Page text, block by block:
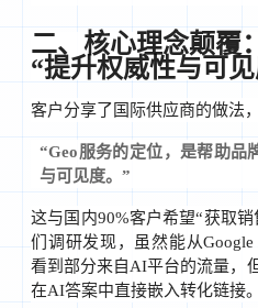
二、核心理念颠覆
“提升权威性与可
客户分享了国际供应商的做法
“Geo服务的定位，是帮助品
与可见度。”
这与国内90%客户希望“获取
们调研发现，虽然能从
看到部分来自AI平台的流量，
在AI答案中直接嵌入转化链接。